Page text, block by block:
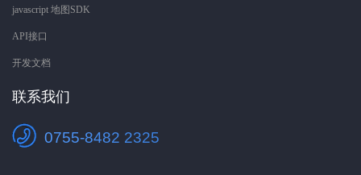
javascript 地图SDK
API接口
开发文档
联系我们
0755-8482 2325